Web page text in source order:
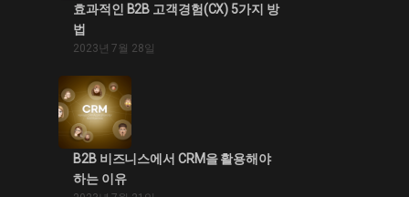
효과적인 B2B 고객경험(CX) 5가지 방
법
2023년 7월 28일
B2B 비즈니스에서 CRM을 활용해야
하는 이유